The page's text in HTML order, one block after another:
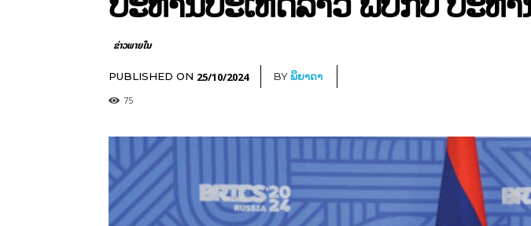
ຂ່າວພາຍ​ໃນ
PUBLISHED ON 25/10/2024 BYພິຍາດາ
75